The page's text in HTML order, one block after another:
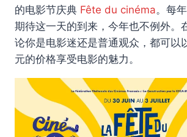
的电影节庆典 Fête du cinéma。每
期待这一天的到来，今年也不例外。
论你是电影迷还是普通观众，都可以
元的价格享受电影的魅力。